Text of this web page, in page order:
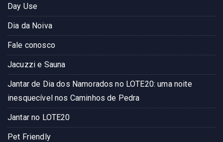
Day Use
Dia da Noiva
Fale conosco
Jacuzzi e Sauna
Jantar de Dia dos Namorados no LOTE20: uma noite
inesquecível nos Caminhos de Pedra
Jantar no LOTE20
Pet Friendly